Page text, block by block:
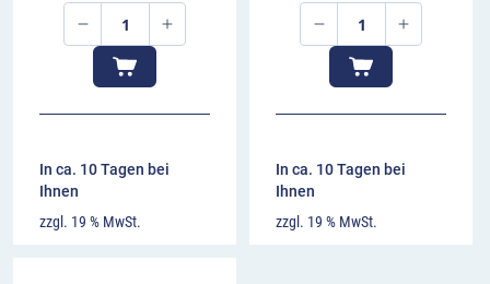
In ca. 10 Tagen bei
Ihnen
zzgl. 19 % MwSt.
In ca. 10 Tagen bei
Ihnen
zzgl. 19 % MwSt.